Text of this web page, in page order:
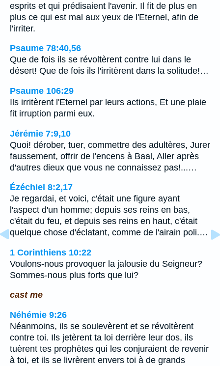
esprits et qui prédisaient l'avenir. Il fit de plus en
plus ce qui est mal aux yeux de l'Eternel, afin de
l'irriter.
Psaume 78:40,56
Que de fois ils se révoltèrent contre lui dans le
désert! Que de fois ils l'irritèrent dans la solitude!…
Psaume 106:29
Ils irritèrent l'Eternel par leurs actions, Et une plaie
fit irruption parmi eux.
Jérémie 7:9,10
Quoi! dérober, tuer, commettre des adultères, Jurer
faussement, offrir de l'encens à Baal, Aller après
d'autres dieux que vous ne connaissez pas!...…
Ézéchiel 8:2,17
Je regardai, et voici, c'était une figure ayant
l'aspect d'un homme; depuis ses reins en bas,
c'était du feu, et depuis ses reins en haut, c'était
quelque chose d'éclatant, comme de l'airain poli.…
1 Corinthiens 10:22
Voulons-nous provoquer la jalousie du Seigneur?
Sommes-nous plus forts que lui?
cast me
Néhémie 9:26
Néanmoins, ils se soulevèrent et se révoltèrent
contre toi. Ils jetèrent ta loi derrière leur dos, ils
tuèrent tes prophètes qui les conjuraient de revenir
à toi, et ils se livrèrent envers toi à de grands